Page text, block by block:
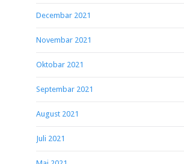
Decembar 2021
Novembar 2021
Oktobar 2021
Septembar 2021
August 2021
Juli 2021